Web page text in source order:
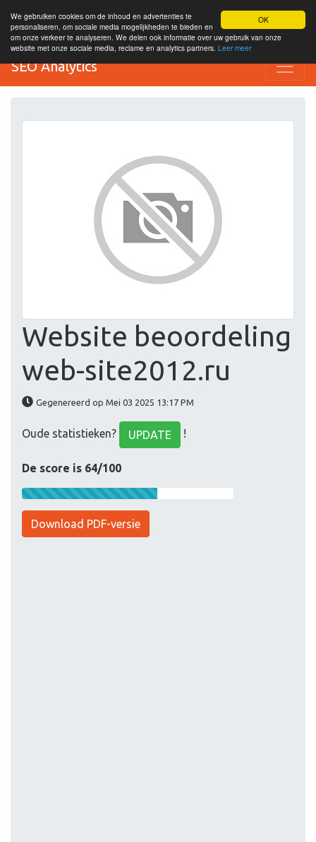
OK
We gebruiken cookies om de inhoud en advertenties te
personaliseren, om sociale media mogelijkheden te bieden en
om onze verkeer te analyseren. We delen ook informatie over uw gebruik van onze
website met onze sociale media, reclame en analytics partners. Leer meer
SEO Analytics
Website beoordeling
web-site2012.ru
Gegenereerd op Mei 03 2025 13:17 PM
Oude statistieken? UPDATE !
De score is 64/100
Download PDF-versie